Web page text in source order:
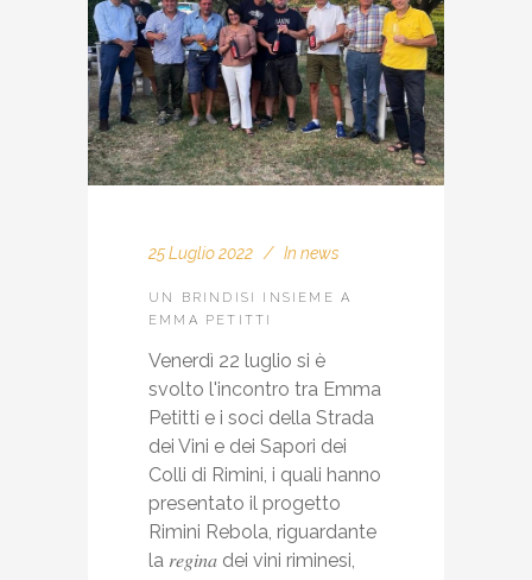
25 Luglio 2022 In news
UN BRINDISI INSIEME A
EMMA PETITTI
Venerdì 22 luglio si è
svolto l'incontro tra Emma
Petitti e i soci della Strada
dei Vini e dei Sapori dei
Colli di Rimini, i quali hanno
presentato il progetto
Rimini Rebola, riguardante
la 𝑟𝑒𝑔𝑖𝑛𝑎 dei vini riminesi,